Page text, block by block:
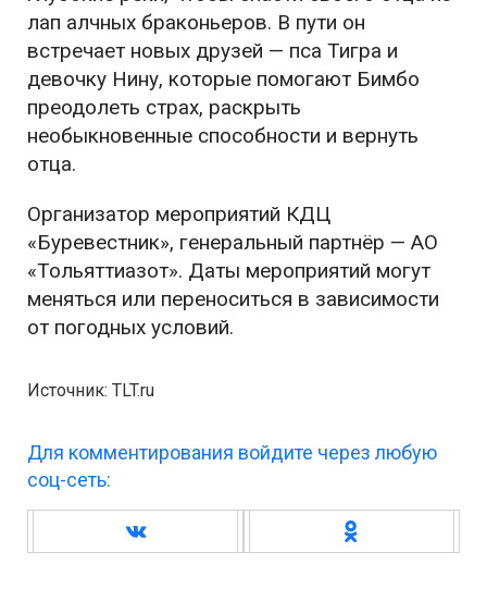
лап алчных браконьеров. В пути он
встречает новых друзей — пса Тигра и
девочку Нину, которые помогают Бимбо
преодолеть страх, раскрыть
необыкновенные способности и вернуть
отца.
Организатор мероприятий КДЦ
«Буревестник», генеральный партнёр — АО
«Тольяттиазот». Даты мероприятий могут
меняться или переноситься в зависимости
от погодных условий.
Источник: TLT.ru
Для комментирования войдите через любую
соц-сеть: